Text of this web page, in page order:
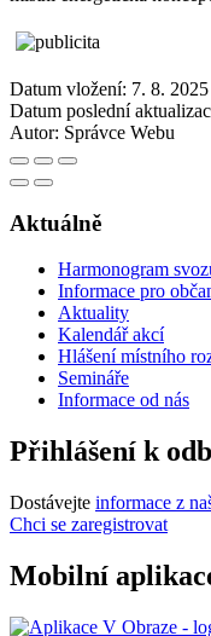
Datum vložení: 7. 8.
Datum poslední
Autor: Správce Webu
Aktuálně
Harmonogram
Informace pro
Aktuality
Kalendář akcí
Hlášení místního
Semináře
Informace od nás
Přihlášení k
Dostávejte informace z
Chci se zaregistrovat
Mobilní